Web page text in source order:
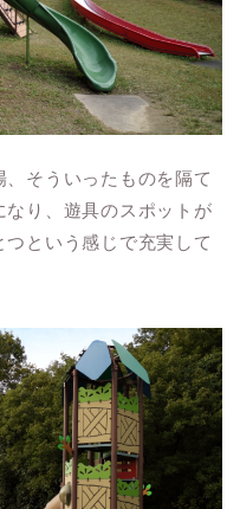
そういったものを隔て
なり、遊具のスポットが
という感じで充実して